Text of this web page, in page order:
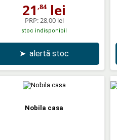
21 ,84lei
PRP: 28,00 lei
stoc indisponibil
➤ alertă stoc
Nobila casa